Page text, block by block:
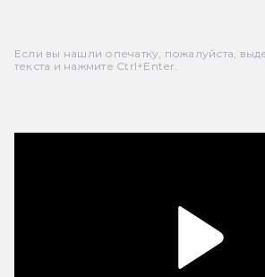
Если вы нашли опечатку, пожалуйста,
текста и нажмите Ctrl+Enter.